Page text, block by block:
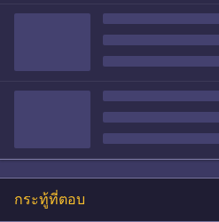
กระทู้ที่ตอบ